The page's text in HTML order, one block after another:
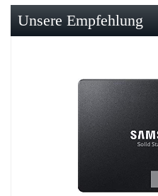
Unsere Empfehlung